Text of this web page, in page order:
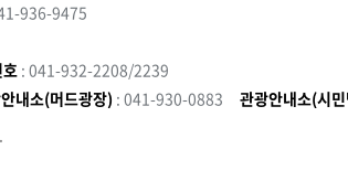
936-9475
: 041-932-2208/2239
내소(머드광장) : 041-930-0883
관광안내소(시